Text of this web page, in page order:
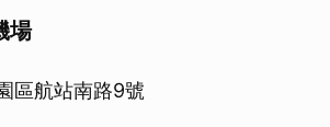
場
區航站南路9號